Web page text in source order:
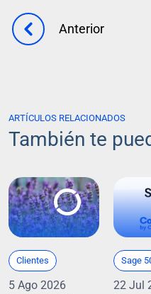
Anterior
ARTÍCULOS RELACIONADOS
También te
Clientes
5 Ago 2026
Sage
22 Jul